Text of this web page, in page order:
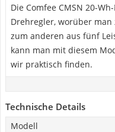
Die Comfee CMSN 20-
Drehregler, worüber
zum anderen aus fünf
kann man mit diesem
wir praktisch finden.
Technische Details
Modell